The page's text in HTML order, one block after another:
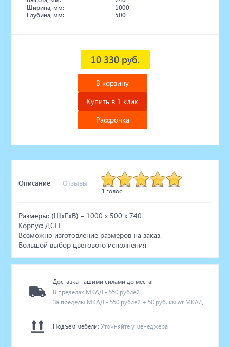
Ширина, мм:
1000
Глубина, мм:
500
10 330 руб.
В корзину
Купить в 1 клик
Рассрочка
Описание Отзывы
1 голос
Размеры: (ШхГхВ) – 1000 х 500 х 740
Корпус: ДСП
Возможно изготовление размеров на заказ.
Большой выбор цветового исполнения.
Доставка нашими силами до места:
В пределах МКАД - 550 рублей
За пределы МКАД - 550 рублей + 50 руб. км от МКАД
Подъем мебели:Уточняйте у менеджера